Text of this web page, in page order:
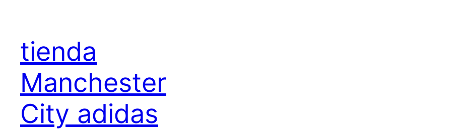
tienda
Manchester
City adidas